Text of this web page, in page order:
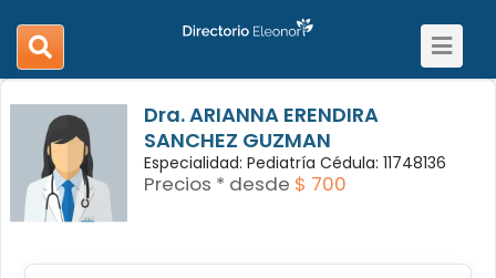
search
navigation
Toggle
Dra. ARIANNA ERENDIRA
SANCHEZ GUZMAN
Especialidad: Pediatría Cédula: 11748136
Precios * desde $ 700